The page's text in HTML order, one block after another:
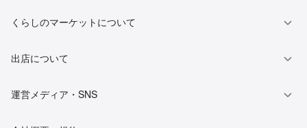
くらしのマーケットについて
出店について
運営メディア・SNS